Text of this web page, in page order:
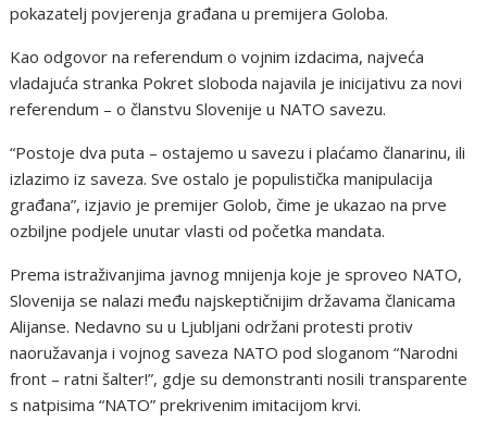
pokazatelj povjerenja građana u premijera Goloba.
Kao odgovor na referendum o vojnim izdacima, najveća
vladajuća stranka Pokret sloboda najavila je inicijativu za novi
referendum – o članstvu Slovenije u NATO savezu.
“Postoje dva puta – ostajemo u savezu i plaćamo članarinu, ili
izlazimo iz saveza. Sve ostalo je populistička manipulacija
građana”, izjavio je premijer Golob, čime je ukazao na prve
ozbiljne podjele unutar vlasti od početka mandata.
Prema istraživanjima javnog mnijenja koje je sproveo NATO,
Slovenija se nalazi među najskeptičnijim državama članicama
Alijanse. Nedavno su u Ljubljani održani protesti protiv
naoružavanja i vojnog saveza NATO pod sloganom “Narodni
front – ratni šalter!”, gdje su demonstranti nosili transparente
s natpisima “NATO” prekrivenim imitacijom krvi.